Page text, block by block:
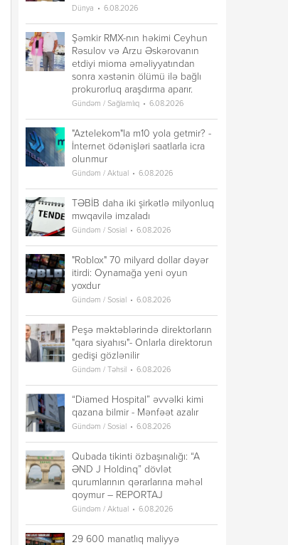
Dünya 6.08.2026
Şəmkir RMX-nın həkimi Ceyhun
Rəsulov və Arzu Əskərovanın
etdiyi mioma əməliyyatından
sonra xəstənin ölümü ilə bağlı
prokurorluq araşdırma aparır.
Gündəm / Sağlamlıq 6.08.2026
"Aztelekom"la m10 yola getmir? -
İnternet ödənişləri saatlarla icra
olunmur
Gündəm / Aktual 6.08.2026
TƏBİB daha iki şirkətlə milyonluq
mwqavilə imzaladı
Gündəm / Sosial 6.08.2026
"Roblox" 70 milyard dollar dəyər
itirdi: Oynamağa yeni oyun
yoxdur
Gündəm / Sosial 6.08.2026
Peşə məktəblərində direktorların
"qara siyahısı"- Onlarla direktorun
gedişi gözlənilir
Gündəm / Təhsil 6.08.2026
“Diamed Hospital” əvvəlki kimi
qazana bilmir - Mənfəət azalır
Gündəm / Sosial 6.08.2026
Qubada tikinti özbaşınalığı: “A
ƏND J Holdinq” dövlət
qurumlarının qərarlarına məhəl
qoymur – REPORTAJ
Gündəm / Aktual 6.08.2026
29 600 manatlıq maliyyə